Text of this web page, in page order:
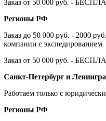
Заказ от 50 000 руб. -
Регионы РФ
Заказ до 50 000 руб. - 2000
компании с экспедированием
Заказ от 50 000 руб. -
Санкт-Петербург и
Работаем только с
Регионы РФ